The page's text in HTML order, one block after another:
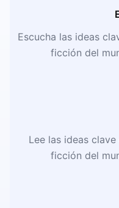
Escucha las ideas
ficción del
Lee las ideas
ficción del